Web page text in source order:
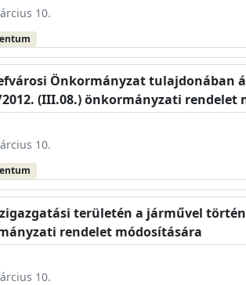
10.
Önkormányzat
(III.08.) önkormányzati rendelet
10.
területén a járművel
rendelet módosítására
10.